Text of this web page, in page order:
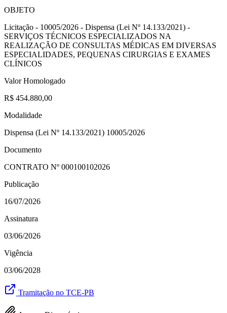
OBJETO
Licitação - 10005/2026 - Dispensa (Lei Nº 14.133/2021) -
SERVIÇOS TÉCNICOS ESPECIALIZADOS NA
REALIZAÇÃO DE CONSULTAS MÉDICAS EM DIVERSAS
ESPECIALIDADES, PEQUENAS CIRURGIAS E EXAMES
CLÍNICOS
Valor Homologado
R$ 454.880,00
Modalidade
Dispensa (Lei Nº 14.133/2021) 10005/2026
Documento
CONTRATO Nº 000100102026
Publicação
16/07/2026
Assinatura
03/06/2026
Vigência
03/06/2028
Tramitação no TCE-PB